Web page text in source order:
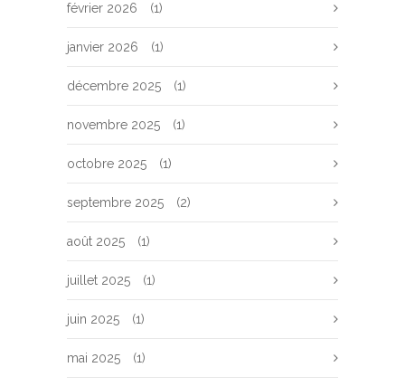
février 2026 (1)
janvier 2026 (1)
décembre 2025 (1)
novembre 2025 (1)
octobre 2025 (1)
septembre 2025 (2)
août 2025 (1)
juillet 2025 (1)
juin 2025 (1)
mai 2025 (1)